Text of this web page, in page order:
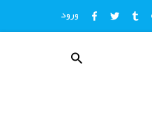
ورود
منوی
کاربری